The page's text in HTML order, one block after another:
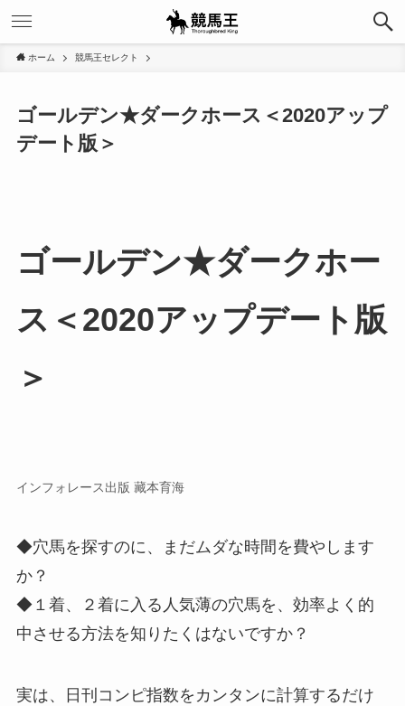
ホーム 競馬王セレクト
ゴールデン★ダークホース＜2020アップ
デート版＞
ゴールデン★ダークホー
ス＜2020アップデート版
＞
インフォレース出版 藏本育海
◆穴馬を探すのに、まだムダな時間を費やします
か？
◆１着、２着に入る人気薄の穴馬を、効率よく的
中させる方法を知りたくはないですか？
実は、日刊コンピ指数をカンタンに計算するだけ